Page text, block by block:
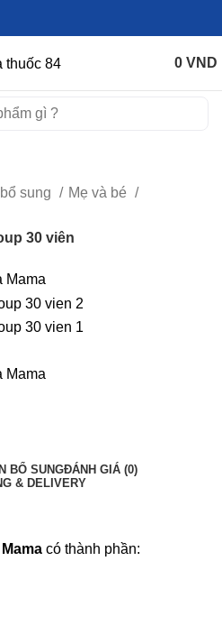
0 VND
sung
Mẹ và bé
30 viên
BỔ SUNGĐÁNH GIÁ (0)
& DELIVERY
có thành phần: